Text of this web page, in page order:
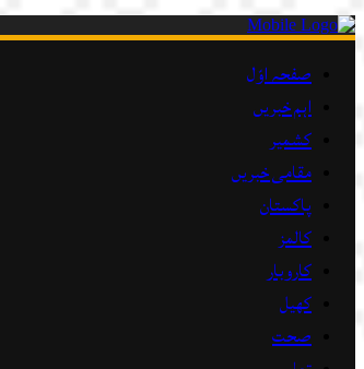
صفحہ اوّل
اہم خبریں
کشمیر
مقامی خبریں
پاکستان
کالمز
کاروبار
کھیل
صحت